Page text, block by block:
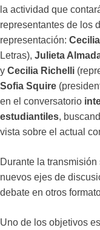
la actividad que
representantes de los
representación:
Letras), Julieta
y Cecilia Richelli
Sofia Squire
en el conversatorio
estudiantiles,
vista sobre el actual
Durante la
nuevos ejes de
debate en otros
Uno de los objetivos